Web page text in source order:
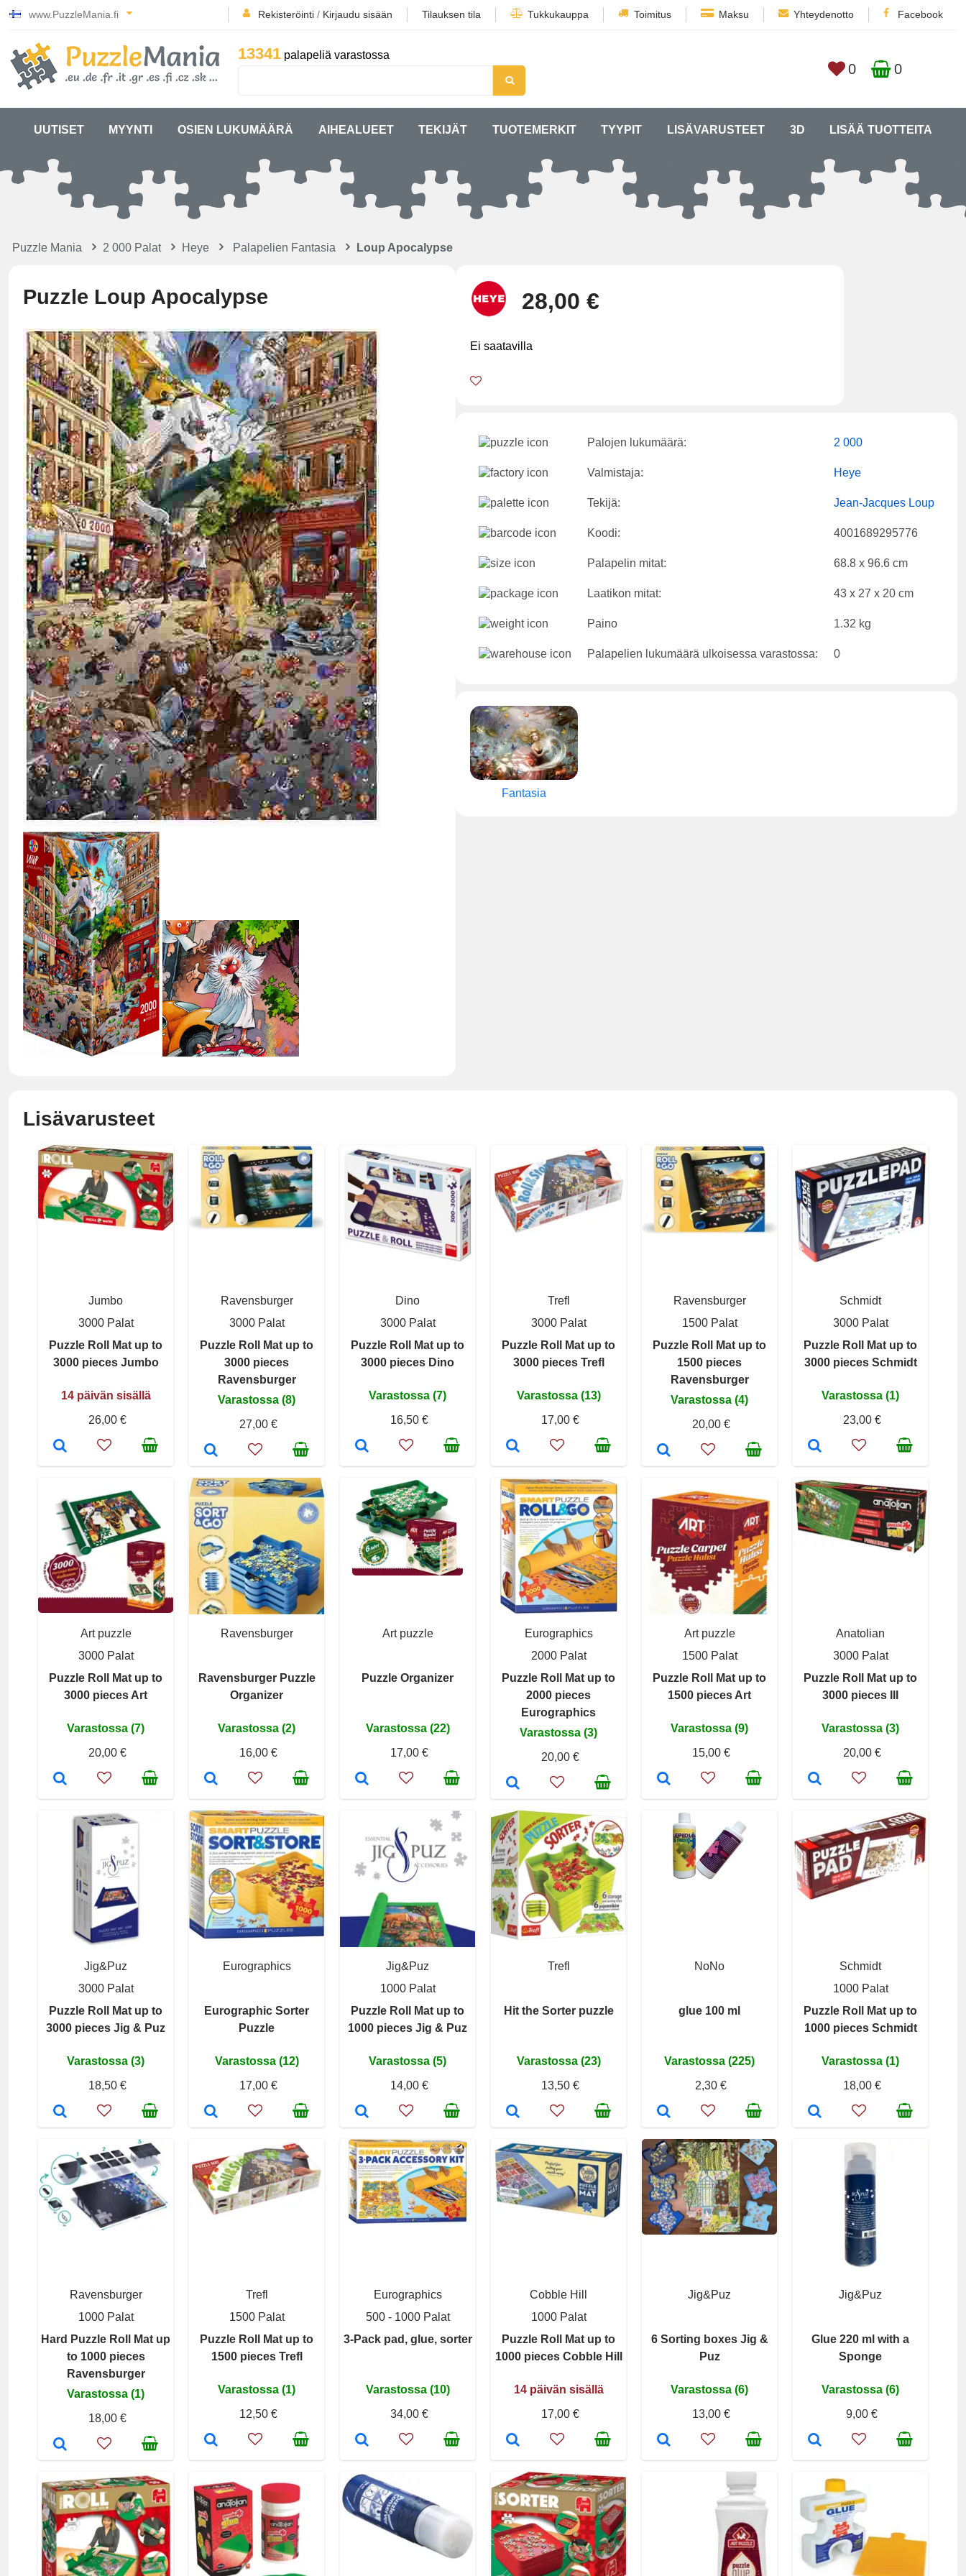
www.PuzzleMania.fi Rekisteröinti / Kirjaudu sisään Tilauksen tila Tukkukauppa Toimitus Maksu Yhteydenotto Facebook
13341 palapeliä varastossa
0 0
UUTISET MYYNTI OSIEN LUKUMÄÄRÄ AIHEALUEET TEKIJÄT TUOTEMERKIT TYYPIT LISÄVARUSTEET 3D LISÄÄ TUOTTEITA
Puzzle Mania 2 000 Palat Heye Palapelien Fantasia Loup Apocalypse
Puzzle Loup Apocalypse 28,00 €
Ei saatavilla
Palojen lukumäärä: 2 000
Valmistaja: Heye
Tekijä: Jean-Jacques Loup
Koodi: 4001689295776
Palapelin mitat: 68.8 x 96.6 cm
Laatikon mitat: 43 x 27 x 20 cm
Paino 1.32 kg
Palapelien lukumäärä ulkoisessa varastossa: 0
Fantasia
Lisävarusteet
Jumbo
3000 Palat
Puzzle Roll Mat up to
3000 pieces Jumbo
14 päivän sisällä
26,00 €
Ravensburger
3000 Palat
Puzzle Roll Mat up to
3000 pieces
Ravensburger
Varastossa (8)
27,00 €
Dino
3000 Palat
Puzzle Roll Mat up to
3000 pieces Dino
Varastossa (7)
16,50 €
Trefl
3000 Palat
Puzzle Roll Mat up to
3000 pieces Trefl
Varastossa (13)
17,00 €
Ravensburger
1500 Palat
Puzzle Roll Mat up to
1500 pieces
Ravensburger
Varastossa (4)
20,00 €
Schmidt
3000 Palat
Puzzle Roll Mat up to
3000 pieces Schmidt
Varastossa (1)
23,00 €
Art puzzle
3000 Palat
Puzzle Roll Mat up to
3000 pieces Art
Varastossa (7)
20,00 €
Ravensburger
Ravensburger Puzzle
Organizer
Varastossa (2)
16,00 €
Art puzzle
Puzzle Organizer
Varastossa (22)
17,00 €
Eurographics
2000 Palat
Puzzle Roll Mat up to
2000 pieces
Eurographics
Varastossa (3)
20,00 €
Art puzzle
1500 Palat
Puzzle Roll Mat up to
1500 pieces Art
Varastossa (9)
15,00 €
Anatolian
3000 Palat
Puzzle Roll Mat up to
3000 pieces III
Varastossa (3)
20,00 €
Jig&Puz
3000 Palat
Puzzle Roll Mat up to
3000 pieces Jig & Puz
Varastossa (3)
18,50 €
Eurographics
Eurographic Sorter
Puzzle
Varastossa (12)
17,00 €
Jig&Puz
1000 Palat
Puzzle Roll Mat up to
1000 pieces Jig & Puz
Varastossa (5)
14,00 €
Trefl
Hit the Sorter puzzle
Varastossa (23)
13,50 €
NoNo
glue 100 ml
Varastossa (225)
2,30 €
Schmidt
1000 Palat
Puzzle Roll Mat up to
1000 pieces Schmidt
Varastossa (1)
18,00 €
Ravensburger
1000 Palat
Hard Puzzle Roll Mat up
to 1000 pieces
Ravensburger
Varastossa (1)
18,00 €
Trefl
1500 Palat
Puzzle Roll Mat up to
1500 pieces Trefl
Varastossa (1)
12,50 €
Eurographics
500 - 1000 Palat
3-Pack pad, glue, sorter
Varastossa (10)
34,00 €
Cobble Hill
1000 Palat
Puzzle Roll Mat up to
1000 pieces Cobble Hill
14 päivän sisällä
17,00 €
Jig&Puz
6 Sorting boxes Jig &
Puz
Varastossa (6)
13,00 €
Jig&Puz
Glue 220 ml with a
Sponge
Varastossa (6)
9,00 €